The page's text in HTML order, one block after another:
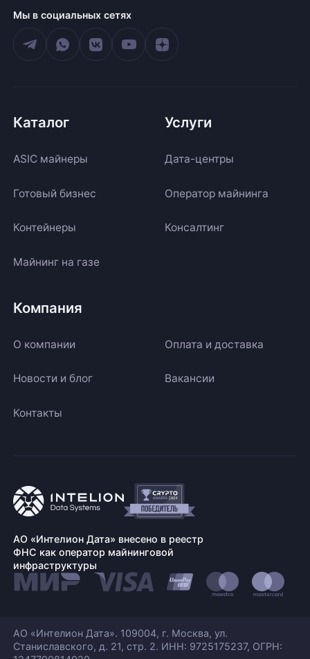
Мы в социальных сетях
Каталог
ASIC майнеры
Готовый бизнес
Контейнеры
Майнинг на газе
Услуги
Дата-центры
Оператор майнинга
Консалтинг
Компания
О компании Оплата и доставка
Новости и блог Вакансии
Контакты
АО «Интелион Дата» внесено в реестр
ФНС как оператор майнинговой
инфраструктуры
АО «Интелион Дата». 109004, г. Москва, ул.
Станиславского, д. 21, стр. 2. ИНН: 9725175237, ОГРН: